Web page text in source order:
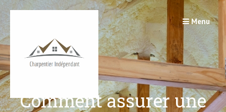
Passer
contenu
Menu
Comment assurer une